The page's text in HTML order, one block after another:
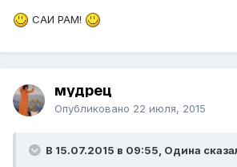
САИ РАМ!
мудрец
Опубликовано 22 июля, 2015
В 15.07.2015 в 09:55, Одина